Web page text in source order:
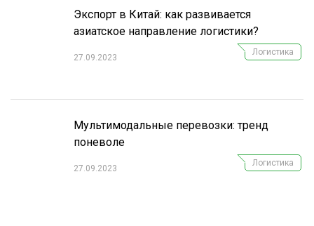
Экспорт в Китай: как развивается
азиатское направление логистики?
27.09.2023
Логистика
Мультимодальные перевозки: тренд
поневоле
27.09.2023
Логистика